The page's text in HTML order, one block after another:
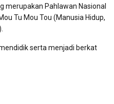
merupakan Pahlawan Nasional
Tu Mou Tou (Manusia Hidup,
serta menjadi berkat